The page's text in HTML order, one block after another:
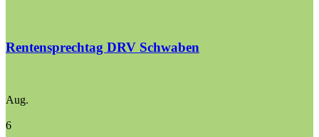
Rentensprechtag DRV Schwaben
Aug.
6